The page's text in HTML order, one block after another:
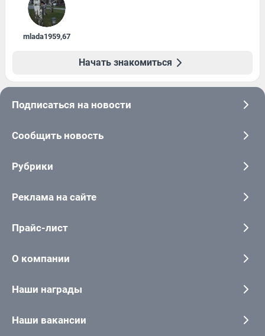
mlada1959,67
Начать знакомиться
Подписаться на новости
Сообщить новость
Рубрики
Реклама на сайте
Прайс-лист
О компании
Наши награды
Наши вакансии